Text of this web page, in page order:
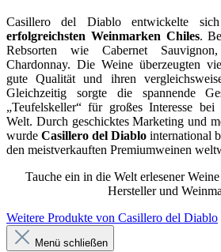
Casillero del Diablo entwickelte
erfolgreichsten Weinmarken Chiles.
Rebsorten wie Cabernet
Chardonnay. Die Weine überzeugten
gute Qualität und ihren
Gleichzeitig sorgte die spannende
„Teufelskeller“ für großes Interesse
Welt. Durch geschicktes Marketing und
wurde Casillero del Diablo international
den meistverkauften Premiumweinen
Tauche ein in die Welt erlesener
Hersteller und
Weitere Produkte von Casillero del Diablo
Menü schließen